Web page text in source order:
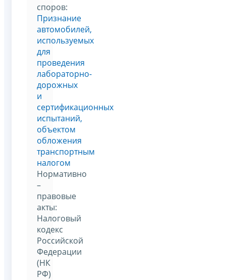
споров:
Признание
автомобилей,
используемых
для
проведения
лабораторно-
дорожных
и
сертификационных
испытаний,
объектом
обложения
транспортным
налогом
Нормативно
–
правовые
акты:
Налоговый
кодекс
Российской
Федерации
(НК
РФ)